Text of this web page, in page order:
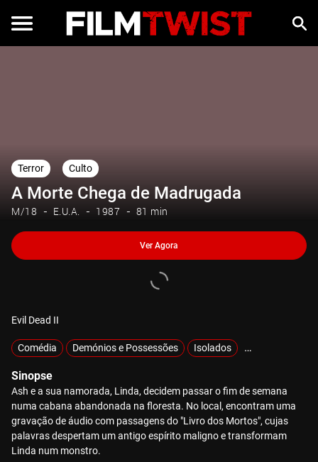
Terror Culto
A Morte Chega de Madrugada
M/18 E.U.A. 1987 81 min
Ver Agora
Evil Dead II
Comédia Demónios e Possessões Isolados Sobrenatural
Sinopse
Ash e a sua namorada, Linda, decidem passar o fim de semana
numa cabana abandonada na floresta. No local, encontram uma
gravação de áudio com passagens do "Livro dos Mortos", cujas
palavras despertam um antigo espírito maligno e transformam
Linda num monstro.